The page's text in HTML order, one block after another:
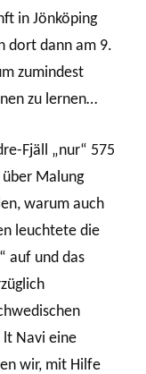
in Jönköping
dort dann am 9.
zumindest
zu lernen…
Fjäll „nur“ 575
Malung
warum auch
leuchtete die
auf und das
lt Navi eine
wir, mit Hilfe